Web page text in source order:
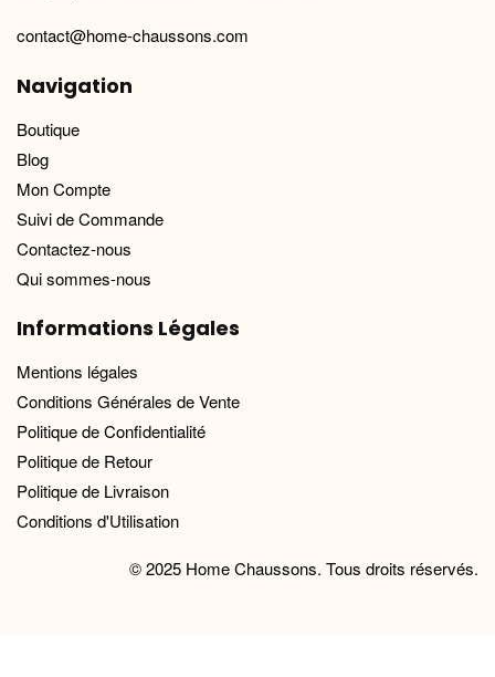
contact@home-chaussons.com
Navigation
Boutique
Blog
Mon Compte
Suivi de Commande
Contactez-nous
Qui sommes-nous
Informations Légales
Mentions légales
Conditions Générales de Vente
Politique de Confidentialité
Politique de Retour
Politique de Livraison
Conditions d'Utilisation
© 2025 Home Chaussons. Tous droits réservés.